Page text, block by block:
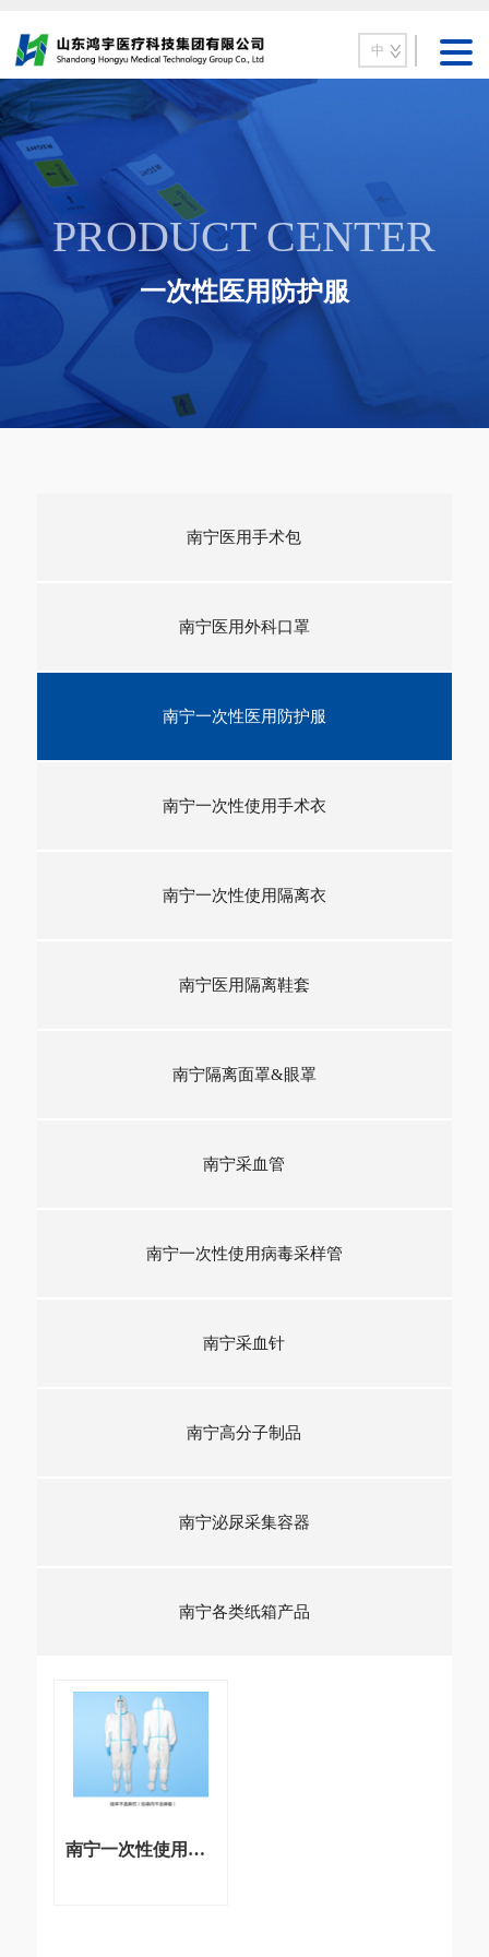
中
PRODUCT CENTER
一次性医用防护服
南宁医用手术包
南宁医用外科口罩
南宁一次性医用防护服
南宁一次性使用手术衣
南宁一次性使用隔离衣
南宁医用隔离鞋套
南宁隔离面罩&眼罩
南宁采血管
南宁一次性使用病毒采样管
南宁采血针
南宁高分子制品
南宁泌尿采集容器
南宁各类纸箱产品
南宁一次性使用防护服